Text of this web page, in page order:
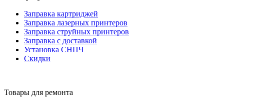
Заправка картриджей
Заправка лазерных принтеров
Заправка струйных принтеров
Заправка с доставкой
Установка СНПЧ
Скидки
Товары для ремонта